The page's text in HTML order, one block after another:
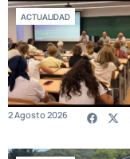
ACTUALIDAD
2 Agosto 2026